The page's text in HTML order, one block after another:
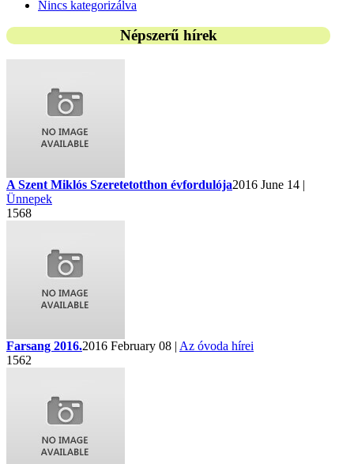
Nincs kategorizálva
Népszerű hírek
A Szent Miklós Szeretetotthon évfordulója2016 June 14 |
Ünnepek
1568
Farsang 2016.2016 February 08 | Az óvoda hírei
1562